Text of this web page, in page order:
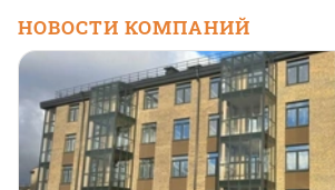
НОВОСТИ КОМПАНИЙ